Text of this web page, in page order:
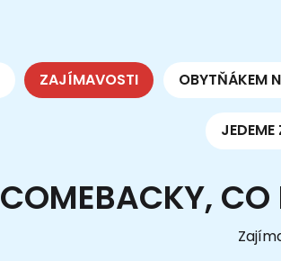
ZAJÍMAVOSTI OBYTŇÁKEM
COMEBACKY,